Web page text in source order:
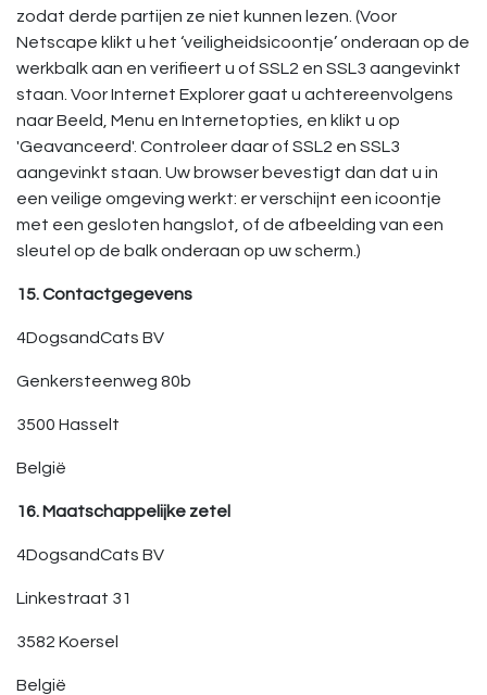
zodat derde partijen ze niet kunnen lezen. (Voor
Netscape klikt u het ‘veiligheidsicoontje’ onderaan op de
werkbalk aan en verifieert u of SSL2 en SSL3 aangevinkt
staan. Voor Internet Explorer gaat u achtereenvolgens
naar Beeld, Menu en Internetopties, en klikt u op
'Geavanceerd'. Controleer daar of SSL2 en SSL3
aangevinkt staan. Uw browser bevestigt dan dat u in
een veilige omgeving werkt: er verschijnt een icoontje
met een gesloten hangslot, of de afbeelding van een
sleutel op de balk onderaan op uw scherm.)
15. Contactgegevens
4DogsandCats BV
Genkersteenweg 80b
3500 Hasselt
België
16. Maatschappelijke zetel
4DogsandCats BV
Linkestraat 31
3582 Koersel
België